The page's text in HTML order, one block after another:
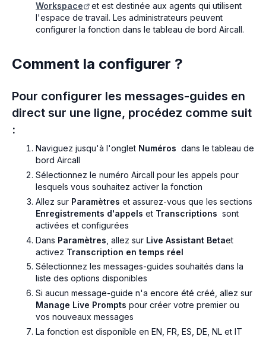
Workspace
et est destinée aux agents qui utilisent
l'espace de travail. Les administrateurs peuvent
configurer la fonction dans le tableau de bord Aircall.
Comment la configurer ?
Pour configurer les messages-guides en
direct sur une ligne, procédez comme suit
:
Naviguez jusqu'à l'onglet Numéros dans le tableau de
bord Aircall
Sélectionnez le numéro Aircall pour les appels pour
lesquels vous souhaitez activer la fonction
Allez sur Paramètres et assurez-vous que les sections
Enregistrements d'appels et Transcriptions sont
activées et configurées
Dans Paramètres , allez sur Live Assistant Betaet
activez Transcription en temps réel
Sélectionnez les messages-guides souhaités dans la
liste des options disponibles
Si aucun message-guide n'a encore été créé, allez sur
Manage Live Prompts pour créer votre premier ou
vos nouveaux messages
La fonction est disponible en EN, FR, ES, DE, NL et IT